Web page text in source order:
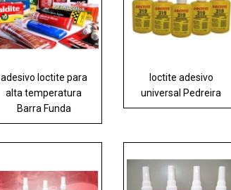
adesivo loctite para
alta temperatura
Barra Funda
loctite adesivo
universal Pedreira